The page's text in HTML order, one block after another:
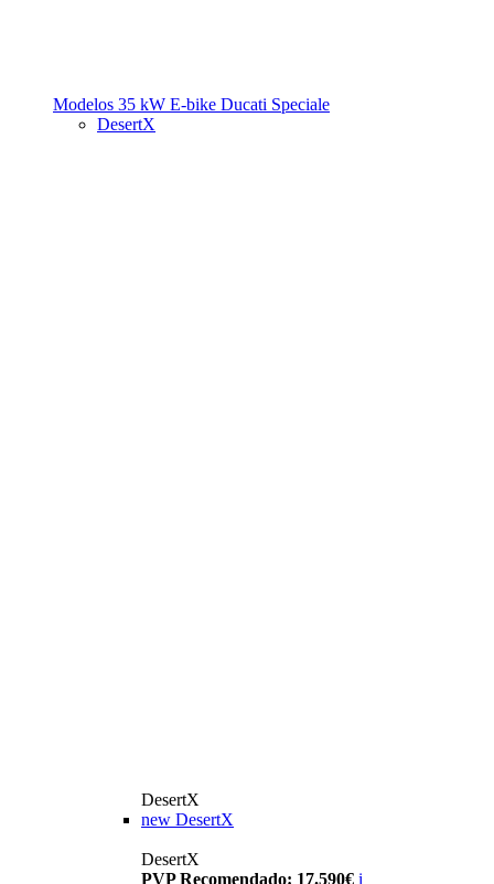
Modelos 35 kW E-bike Ducati Speciale
DesertX
DesertX
new DesertX
DesertX
PVP Recomendado: 17.590€ i